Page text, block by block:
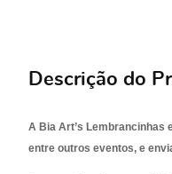
Descrição do
A Bia Art’s Lembrancinhas
entre outros eventos, e